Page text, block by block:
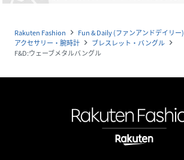
Rakuten Fashion navigate_next Fun & Daily (ファンアンドデイリー)
アクセサリー・腕時計 navigate_next ブレスレット・バングル navigate_next
F&D:ウェーブメタルバングル